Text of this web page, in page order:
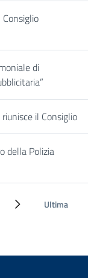
di
il Consiglio
della Polizia
Pagina successiva
Ultima